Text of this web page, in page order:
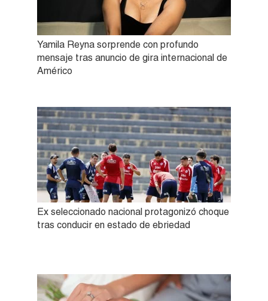
Yamila Reyna sorprende con profundo
mensaje tras anuncio de gira internacional de
Américo
Ex seleccionado nacional protagonizó choque
tras conducir en estado de ebriedad